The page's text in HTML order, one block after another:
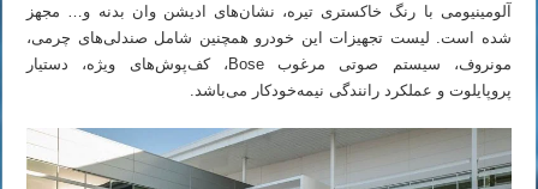
آلومینیومی با رنگ خاکستری تیره، نشان‌های ادیشن وان بدنه و… مجهز
شده است. لیست تجهیزات این خودرو همچنین شامل صندلی‌های چرمی،
مونروف، سیستم صوتی مرغوب Bose، کف‌پوش‌های ویژه، دستیار
پروپایلوت و عملکرد رانندگی نیمه‌خودکار می‌باشد.